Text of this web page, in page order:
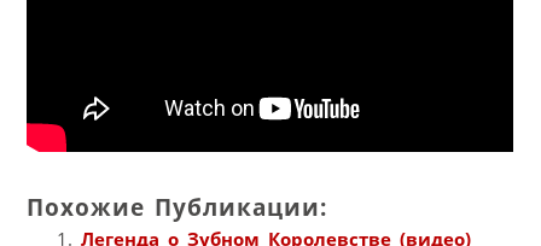
Похожие Публикации:
Легенда о Зубном Королевстве (видео)